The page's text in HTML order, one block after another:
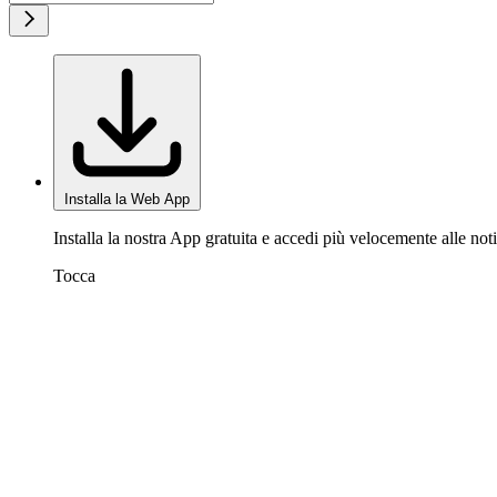
Installa la Web App
Installa la nostra App gratuita e accedi più velocemente alle
Tocca